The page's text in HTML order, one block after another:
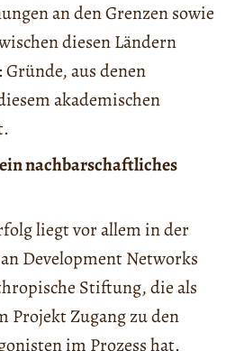
an den Grenzen sowie
diesen Ländern
aus denen
akademischen
nachbarschaftliches
liegt vor allem in der
Development Networks
Stiftung, die als
Projekt Zugang zu den
im Prozess hat.